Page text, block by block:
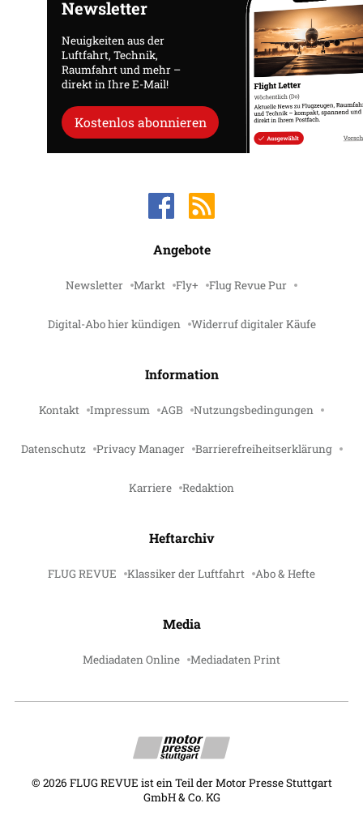
Newsletter
Neuigkeiten aus der
Luftfahrt, Technik,
Raumfahrt und mehr –
direkt in Ihre E-Mail!
Kostenlos abonnieren
Angebote
Newsletter Markt Fly+ Flug Revue Pur
Digital-Abo hier kündigen Widerruf digitaler Käufe
Information
Kontakt Impressum AGB Nutzungsbedingungen
Datenschutz Privacy Manager Barrierefreiheitserklärung
Karriere Redaktion
Heftarchiv
FLUG REVUE Klassiker der Luftfahrt Abo & Hefte
Media
Mediadaten Online Mediadaten Print
© 2026 FLUG REVUE ist ein Teil der Motor Presse Stuttgart
GmbH & Co. KG